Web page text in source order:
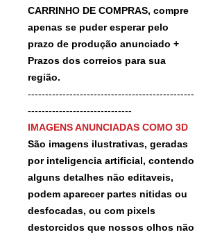
CARRINHO DE COMPRAS, compre
apenas se puder esperar pelo
prazo de produção anunciado +
Prazos dos correios para sua
região.
------------------------------------------------
------------------------------
IMAGENS ANUNCIADAS COMO 3D
São imagens ilustrativas, geradas
por inteligencia artificial, contendo
alguns detalhes não editaveis,
podem aparecer partes nitidas ou
desfocadas, ou com pixels
destorcidos que nossos olhos não